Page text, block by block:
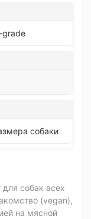
grade
собаки
собак всех
(vegan),
на мясной